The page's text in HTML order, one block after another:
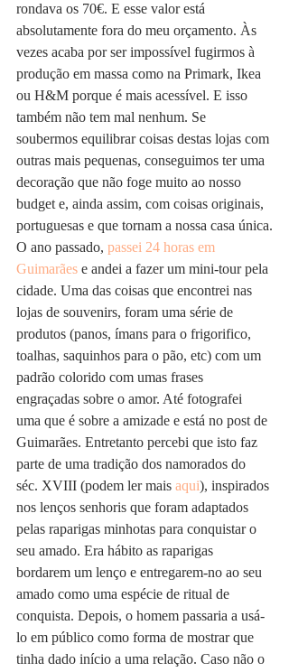
rondava os 70€. E esse valor está
absolutamente fora do meu orçamento. Às
vezes acaba por ser impossível fugirmos à
produção em massa como na Primark, Ikea
ou H&M porque é mais acessível. E isso
também não tem mal nenhum. Se
soubermos equilibrar coisas destas lojas com
outras mais pequenas, conseguimos ter uma
decoração que não foge muito ao nosso
budget e, ainda assim, com coisas originais,
portuguesas e que tornam a nossa casa única.
O ano passado, passei 24 horas em
Guimarães e andei a fazer um mini-tour pela
cidade. Uma das coisas que encontrei nas
lojas de souvenirs, foram uma série de
produtos (panos, ímans para o frigorifico,
toalhas, saquinhos para o pão, etc) com um
padrão colorido com umas frases
engraçadas sobre o amor. Até fotografei
uma que é sobre a amizade e está no post de
Guimarães. Entretanto percebi que isto faz
parte de uma tradição dos namorados do
séc. XVIII (podem ler mais aqui), inspirados
nos lenços senhoris que foram adaptados
pelas raparigas minhotas para conquistar o
seu amado. Era hábito as raparigas
bordarem um lenço e entregarem-no ao seu
amado como uma espécie de ritual de
conquista. Depois, o homem passaria a usá-
lo em público como forma de mostrar que
tinha dado início a uma relação. Caso não o